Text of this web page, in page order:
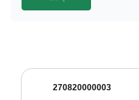
270820000003